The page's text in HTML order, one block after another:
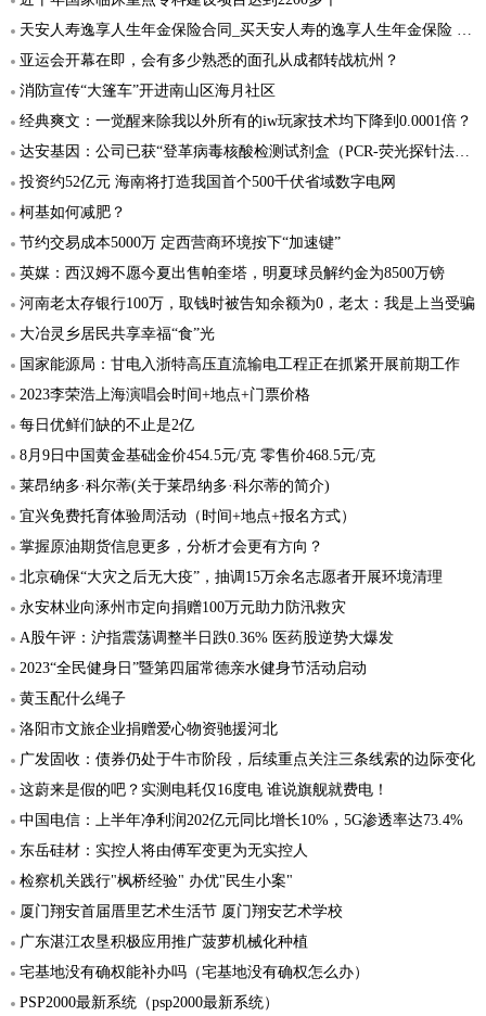
天安人寿逸享人生年金保险合同_买天安人寿的逸享人生年金保险 有保障吗
亚运会开幕在即，会有多少熟悉的面孔从成都转战杭州？
消防宣传“大篷车”开进南山区海月社区
经典爽文：一觉醒来除我以外所有的iw玩家技术均下降到0.0001倍？
达安基因：公司已获“登革病毒核酸检测试剂盒（PCR-荧光探针法）”的医疗器械注册证
投资约52亿元 海南将打造我国首个500千伏省域数字电网
柯基如何减肥？
节约交易成本5000万 定西营商环境按下“加速键”
英媒：西汉姆不愿今夏出售帕奎塔，明夏球员解约金为8500万镑
河南老太存银行100万，取钱时被告知余额为0，老太：我是上当受骗
大冶灵乡居民共享幸福“食”光
国家能源局：甘电入浙特高压直流输电工程正在抓紧开展前期工作
2023李荣浩上海演唱会时间+地点+门票价格
每日优鲜们缺的不止是2亿
8月9日中国黄金基础金价454.5元/克 零售价468.5元/克
莱昂纳多·科尔蒂(关于莱昂纳多·科尔蒂的简介)
宜兴免费托育体验周活动（时间+地点+报名方式）
掌握原油期货信息更多，分析才会更有方向？
北京确保“大灾之后无大疫”，抽调15万余名志愿者开展环境清理
永安林业向涿州市定向捐赠100万元助力防汛救灾
A股午评：沪指震荡调整半日跌0.36% 医药股逆势大爆发
2023“全民健身日”暨第四届常德亲水健身节活动启动
黄玉配什么绳子
洛阳市文旅企业捐赠爱心物资驰援河北
广发固收：债券仍处于牛市阶段，后续重点关注三条线索的边际变化
这蔚来是假的吧？实测电耗仅16度电 谁说旗舰就费电！
中国电信：上半年净利润202亿元同比增长10%，5G渗透率达73.4%
东岳硅材：实控人将由傅军变更为无实控人
检察机关践行"枫桥经验" 办优"民生小案"
厦门翔安首届厝里艺术生活节 厦门翔安艺术学校
广东湛江农垦积极应用推广菠萝机械化种植
宅基地没有确权能补办吗（宅基地没有确权怎么办）
PSP2000最新系统（psp2000最新系统）